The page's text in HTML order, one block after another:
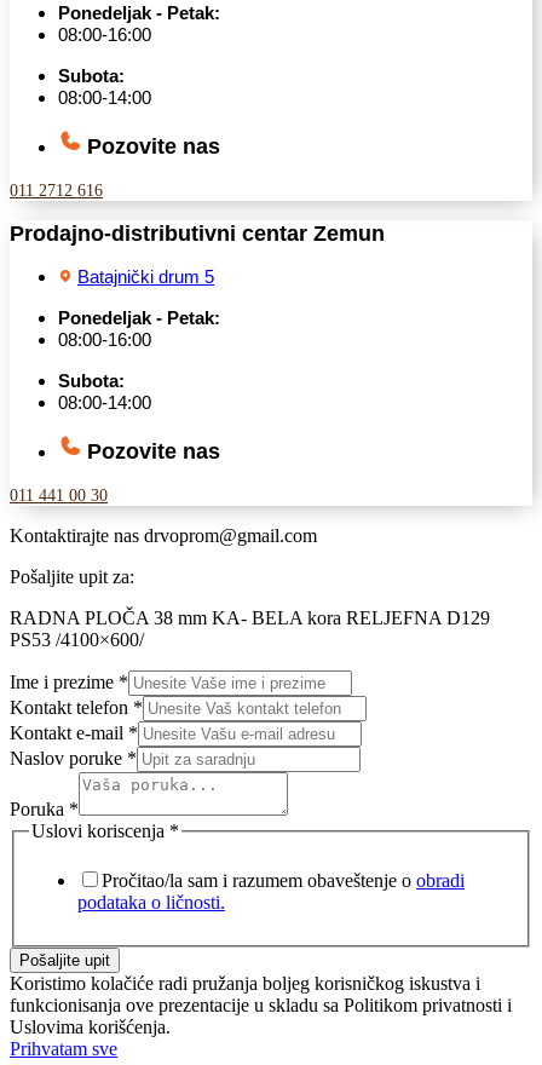
Ponedeljak - Petak:
08:00-16:00
Subota:
08:00-14:00
Pozovite nas
011 2712 616
Prodajno-distributivni centar Zemun
Batajnički drum 5
Ponedeljak - Petak:
08:00-16:00
Subota:
08:00-14:00
Pozovite nas
011 441 00 30
Kontaktirajte nas drvoprom@gmail.com
Pošaljite upit za:
RADNA PLOČA 38 mm KA- BELA kora RELJEFNA D129
PS53 /4100×600/
Ime i prezime *
Kontakt telefon *
Kontakt e-mail *
Naslov poruke *
Poruka *
Uslovi koriscenja *
Pročitao/la sam i razumem obaveštenje o obradi
podataka o ličnosti.
Pošaljite upit
Koristimo kolačiće radi pružanja boljeg korisničkog iskustva i
funkcionisanja ove prezentacije u skladu sa Politikom privatnosti i
Uslovima korišćenja.
Prihvatam sve